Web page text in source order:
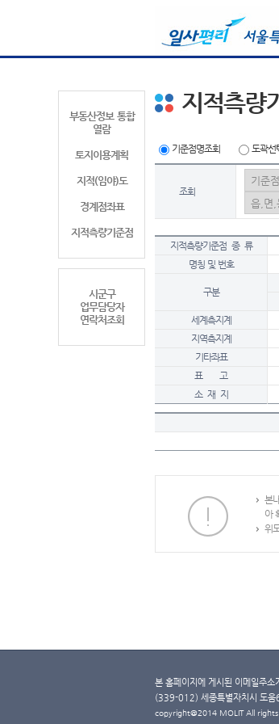
부동산정보 통합
열람
토지이용계획
지적(임야)도
경계점좌표
지적측량기준점
시군구
업무담당자
연락처조회
지적측량
기준점명조회 도곽선
조회
지적측량기준점 종 류
명칭 및 번호
구분
세계측지계
지역측지계
기타좌표
표 고
소 재 지
본
아
위
본 홈페이지에 게시된 이메일주소
(339-012) 세종특별자치시 도
copyright@2014 MOLIT All rights